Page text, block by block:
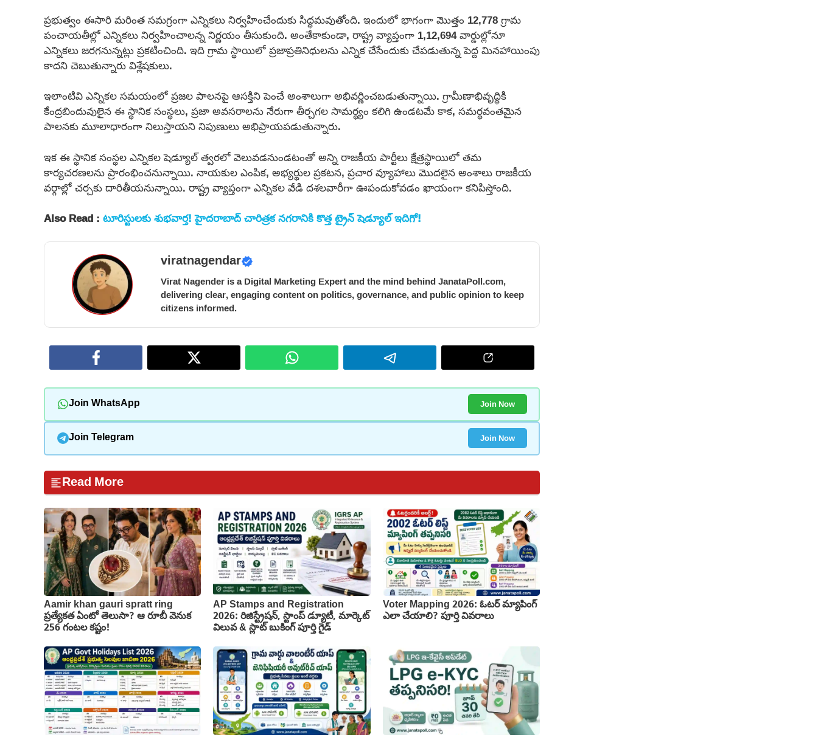
ప్రభుత్వం ఈసారి మరింత సమగ్రంగా ఎన్నికలు నిర్వహించేందుకు సిద్ధమవుతోంది. ఇందులో భాగంగా మొత్తం 12,778 గ్రామ
పంచాయతీల్లో ఎన్నికలు నిర్వహించాలన్న నిర్ణయం తీసుకుంది. అంతేకాకుండా, రాష్ట్ర వ్యాప్తంగా 1,12,694 వార్డుల్లోనూ
ఎన్నికలు జరగనున్నట్లు ప్రకటించింది. ఇది గ్రామ స్థాయిలో ప్రజాప్రతినిధులను ఎన్నిక చేసేందుకు చేపడుతున్న పెద్ద మినహాయింపు
కాదని చెబుతున్నారు విశ్లేషకులు.
ఇలాంటివి ఎన్నికల సమయంలో ప్రజల పాలనపై ఆసక్తిని పెంచే అంశాలుగా అభివర్ణించబడుతున్నాయి. గ్రామీణాభివృద్ధికి
కేంద్రబిందువులైన ఈ స్థానిక సంస్థలు, ప్రజా అవసరాలను నేరుగా తీర్చగల సామర్థ్యం కలిగి ఉండటమే కాక, సమర్థవంతమైన
పాలనకు మూలాధారంగా నిలుస్తాయని నిపుణులు అభిప్రాయపడుతున్నారు.
ఇక ఈ స్థానిక సంస్థల ఎన్నికల షెడ్యూల్ త్వరలో వెలువడనుండటంతో అన్ని రాజకీయ పార్టీలు క్షేత్రస్థాయిలో తమ
కార్యచరణలను ప్రారంభించనున్నాయి. నాయకుల ఎంపిక, అభ్యర్థుల ప్రకటన, ప్రచార వ్యూహాలు మొదలైన అంశాలు రాజకీయ
వర్గాల్లో చర్చకు దారితీయనున్నాయి. రాష్ట్ర వ్యాప్తంగా ఎన్నికల వేడి దశలవారీగా ఊపందుకోవడం ఖాయంగా కనిపిస్తోంది.
Also Read :టూరిస్టులకు శుభవార్త! హైదరాబాద్ చారిత్రక నగరానికి కొత్త ట్రైన్ షెడ్యూల్ ఇదిగో!
viratnagendar
Virat Nagender is a Digital Marketing Expert and the mind behind JanataPoll.com,
delivering clear, engaging content on politics, governance, and public opinion to keep
citizens informed.
Join WhatsApp Join Now
Join Telegram Join Now
Read More
Aamir khan gauri spratt ring
ప్రత్యేకత ఏంటో తెలుసా? ఆ రూబీ వెనుక
256 గంటల కష్టం!
AP Stamps and Registration
2026: రిజిస్ట్రేషన్, స్టాంప్ డ్యూటీ, మార్కెట్
విలువ & స్లాట్ బుకింగ్ పూర్తి గైడ్
Voter Mapping 2026: ఓటర్ మ్యాపింగ్
ఎలా చేయాలి? పూర్తి వివరాలు